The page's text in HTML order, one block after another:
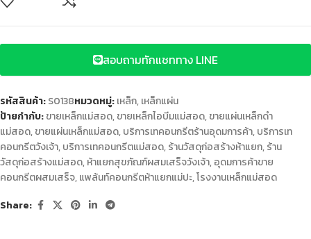
สอบถามทักแชททาง LINE
รหัสสินค้า:S0138หมวดหมู่:เหล็ก,เหล็กแผ่น
ป้ายกำกับ:ขายเหล็กแม่สอด,ขายเหล็กไอบีมแม่สอด,ขายแผ่นเหล็กดำ
แม่สอด,ขายแผ่นเหล็กแม่สอด,บริการเทคอนกรีตร้านอุดมการค้า,บริการเท
คอนกรีตวังเจ้า,บริการเทคอนกรีตแม่สอด,ร้านวัสดุก่อสร้างห้าแยก,ร้าน
วัสดุก่อสร้างแม่สอด,ห้าแยกสุขภัณฑ์ผสมเสร็จวังเจ้า,อุดมการค้าขาย
คอนกรีตผสมเสร็จ,แพล้นท์คอนกรีตห้าแยกแม่ปะ,โรงงานเหล็กแม่สอด
Share: